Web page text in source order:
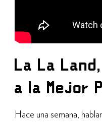
La La
a la Mejor
Hace una semana,